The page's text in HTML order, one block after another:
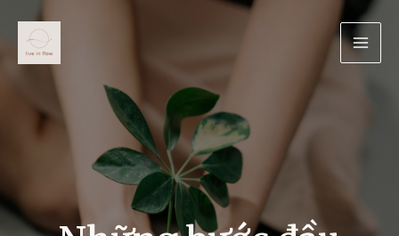
content